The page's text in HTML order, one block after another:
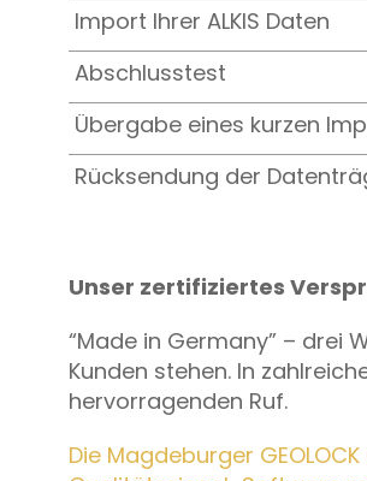
Import Ihrer ALKIS Daten
Abschlusstest
Übergabe eines kurzen
Rücksendung der
Unser zertifiziertes
“Made in Germany” – drei
Kunden stehen. In
hervorragenden Ruf.
Die Magdeburger